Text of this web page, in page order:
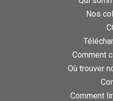
Nos
Comment
Où trouver
Comment